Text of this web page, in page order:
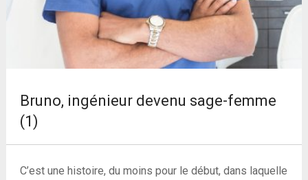
Bruno, ingénieur devenu sage-femme
(1)
C’est une histoire, du moins pour le début, dans laquelle